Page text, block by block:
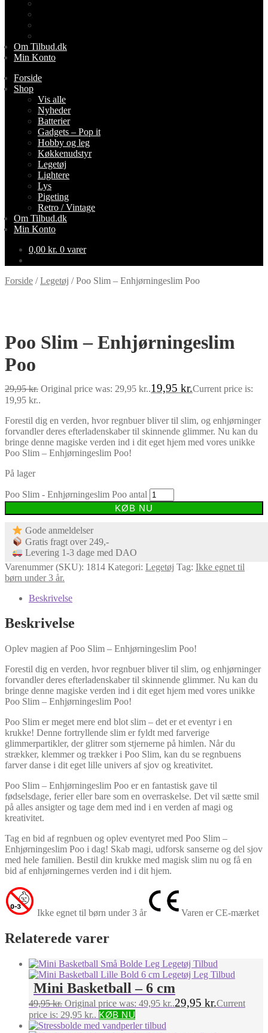
Om Tilbud.dk
Min Konto
Forside
Shop
Vis alle
Nyheder
Batterier
Gadgets – Pop it
Hobby og leg
Køkkenudstyr
Legetøj
Lightere
Lys
Pigeting
Retro / Vintage
Om Tilbud.dk
Min Konto
0,00 kr. 0 varer
Forside /Legetøj /Poo Slim – Enhjørningeslim Poo
Poo Slim – Enhjørningeslim
Poo
29,95kr. Original price was: 29,95 kr..19,95 kr.Current price is:
19,95 kr..
Forestil dig en verden, hvor regnbuer bliver til slim, og enhjørninger
forvandler deres efterladenskaber til skinnende glimmer. Nu kan du
bringe denne magiske verden ind i dit eget hjem med vores unikke
Poo Slim – Enhjørningeslim Poo!
På lager
Poo Slim - Enhjørningeslim Poo antal
KØB NU
Gode anmeldelser
Gratis fragt over 249,-
Levering 1-3 dage med DAO
Varenummer (SKU): 1814 Kategori: Legetøj Tag: Ikke egnet til
børn under 3 år.
Beskrivelse
Beskrivelse
Oplev magien af Poo Slim – Enhjørningeslim Poo!
Forestil dig en verden, hvor regnbuer bliver til slim, og enhjørninger
forvandler deres efterladenskaber til skinnende glimmer. Nu kan du
bringe denne magiske verden ind i dit eget hjem med vores unikke
Poo Slim – Enhjørningeslim Poo!
Poo Slim er meget mere end blot slim – det er et eventyr i en
krukke! Denne fortryllende slim er fyldt med farverige
glimmerpartikler, der glitrer som stjernerne på himlen. Når du
strækker, klemmer og trækker i Poo Slim, kan du se regnbuens
farver danse i dit eget lille univers af sjov og kreativitet.
Poo Slim – Enhjørningeslim Poo er en fantastisk gave til
fødselsdage, ferier eller bare som en overraskelse. Det vil sætte smil
på alles ansigter og tage dem med ind i en verden af magi og
kreativitet.
Tag en bid af regnbuen og oplev eventyret med Poo Slim –
Enhjørningeslim Poo i dag! Skab magi, udforsk sanserne og del sjov
med hele familien. Bestil din krukke med magisk slim nu og få en
bid af enhjørningernes verden ind i dit hjem.
Ikke egnet til børn under 3 år Varen er CE-mærket
Relaterede varer
Mini Basketball – 6 cm
49,95kr. Original price was: 49,95 kr..29,95 kr.Current
price is: 29,95 kr.. KØB NU